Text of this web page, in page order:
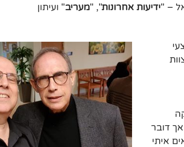
– "ידיעות אחרונות", "מעריב" ועיתון
דובר
איתי